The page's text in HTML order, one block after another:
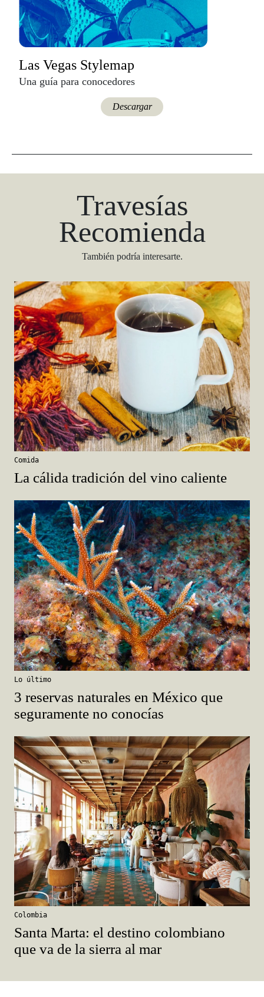
Las Vegas Stylemap
Una guía para conocedores
Descargar
Travesías
Recomienda
También podría interesarte.
Comida
La cálida tradición del vino caliente
Lo último
3 reservas naturales en México que
seguramente no conocías
Colombia
Santa Marta: el destino colombiano
que va de la sierra al mar